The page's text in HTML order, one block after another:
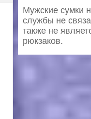
Мужские сумки
службы не
также не
рюкзаков.